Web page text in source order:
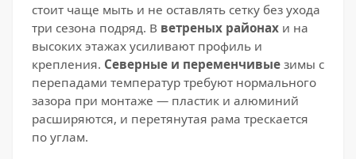
стоит чаще мыть и не оставлять сетку без ухода
три сезона подряд. В ветреных районах и на
высоких этажах усиливают профиль и
крепления. Северные и переменчивые зимы с
перепадами температур требуют нормального
зазора при монтаже — пластик и алюминий
расширяются, и перетянутая рама трескается
по углам.